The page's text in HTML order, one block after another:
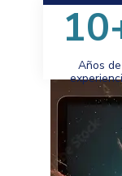
Años de